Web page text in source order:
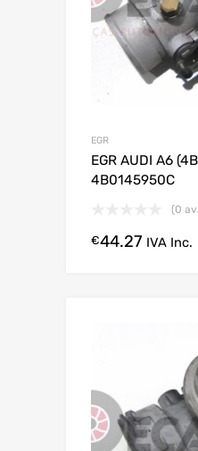
EGR
EGR AUDI A6
4B0145950C
(0
€44.27 IVA Inc.